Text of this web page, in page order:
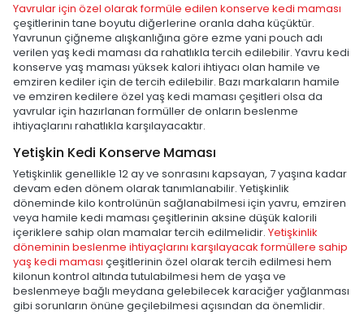
Yavrular için özel olarak formüle edilen konserve kedi maması
çeşitlerinin tane boyutu diğerlerine oranla daha küçüktür.
Yavrunun çiğneme alışkanlığına göre ezme yani pouch adı
verilen yaş kedi maması da rahatlıkla tercih edilebilir. Yavru kedi
konserve yaş maması yüksek kalori ihtiyacı olan hamile ve
emziren kediler için de tercih edilebilir. Bazı markaların hamile
ve emziren kedilere özel yaş kedi maması çeşitleri olsa da
yavrular için hazırlanan formüller de onların beslenme
ihtiyaçlarını rahatlıkla karşılayacaktır.
Yetişkin Kedi Konserve Maması
Yetişkinlik genellikle 12 ay ve sonrasını kapsayan, 7 yaşına kadar
devam eden dönem olarak tanımlanabilir. Yetişkinlik
döneminde kilo kontrolünün sağlanabilmesi için yavru, emziren
veya hamile kedi maması çeşitlerinin aksine düşük kalorili
içeriklere sahip olan mamalar tercih edilmelidir. Yetişkinlik
döneminin beslenme ihtiyaçlarını karşılayacak formüllere sahip
yaş kedi maması çeşitlerinin özel olarak tercih edilmesi hem
kilonun kontrol altında tutulabilmesi hem de yaşa ve
beslenmeye bağlı meydana gelebilecek karaciğer yağlanması
gibi sorunların önüne geçilebilmesi açısından da önemlidir.